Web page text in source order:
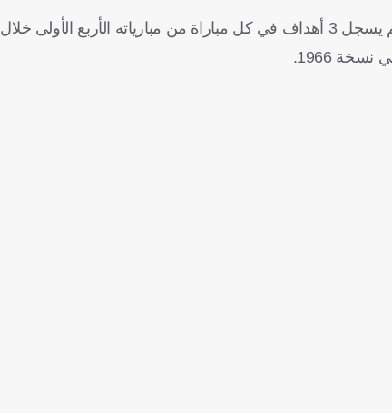
وأضافت ستاتس فوت أن فرنسا أصبحت أيضًا ثالث منتخب في تاريخ كأس العالم يسجل 3 أهداف في كل مباراة من مبارياته الأربع الأولى خلال